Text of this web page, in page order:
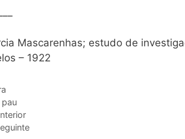
Mascarenhas; estudo de
– 1922